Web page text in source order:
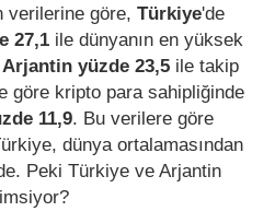
verilerine göre, Türkiye'de
27,1 ile dünyanın en yüksek
Arjantin yüzde 23,5 ile takip
göre kripto para sahipliğinde
11,9. Bu verilere göre
dünya ortalamasından
Peki Türkiye ve Arjantin